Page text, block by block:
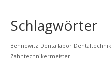
Schlagwörter
Bennewitz Dentallabor Dentaltechnik
Zahntechnikermeister